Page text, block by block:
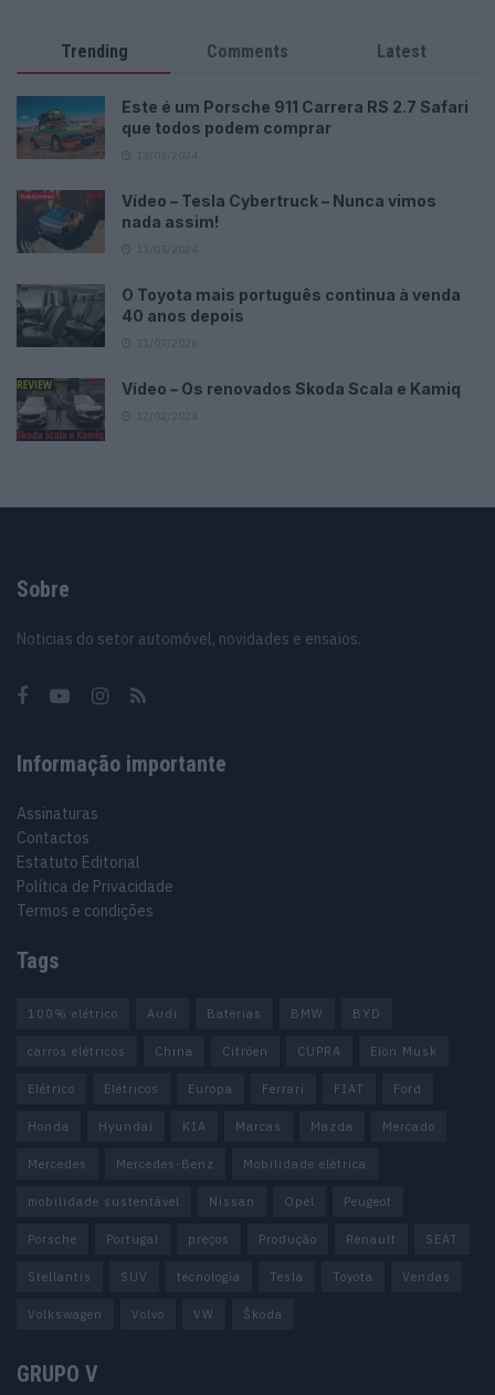
Trending Comments Latest
Este é um Porsche 911 Carrera RS 2.7 Safari
que todos podem comprar
Vídeo – Tesla Cybertruck – Nunca vimos
nada assim!
O Toyota mais português continua à venda
40 anos depois
Vídeo – Os renovados Skoda Scala e Kamiq
Sobre
Noticias do setor automóvel, novidades e ensaios.
Informação importante
Assinaturas
Contactos
Estatuto Editorial
Política de Privacidade
Termos e condições
Tags
100% elétrico Audi Baterias BMW BYD
carros elétricos China Citröen CUPRA Elon Musk
Elétrico Elétricos Europa Ferrari FIAT Ford
Honda Hyundai KIA Marcas Mazda Mercado
Mercedes Mercedes-Benz Mobilidade elétrica
mobilidade sustentável Nissan Opel Peugeot
Porsche Portugal preços Produção Renault SEAT
Stellantis SUV tecnologia Tesla Toyota Vendas
Volkswagen Volvo VW Škoda
GRUPO V